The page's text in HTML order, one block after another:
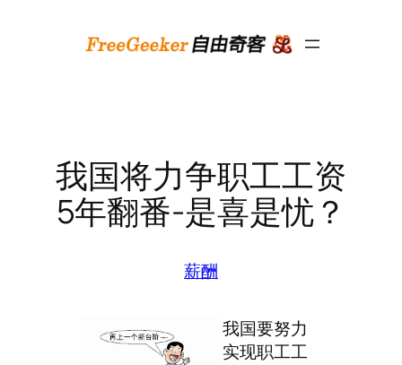
我国将力争职工工资
5年翻番-是喜是忧？
薪酬
我国要努力
实现职工工